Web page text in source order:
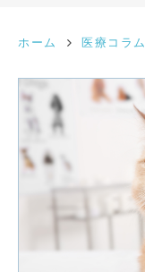
ホーム 医療コラム